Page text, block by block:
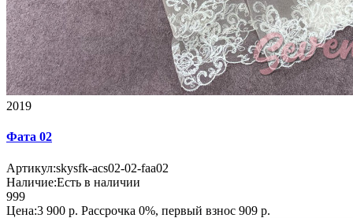
2019
Фата 02
Артикул:skysfk-acs02-02-faa02
Наличие:Есть в наличии
999
Цена:3 900 р. Рассрочка 0%, первый взнос 909 р.